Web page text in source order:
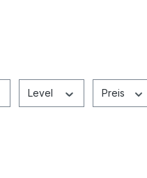
Level Preis